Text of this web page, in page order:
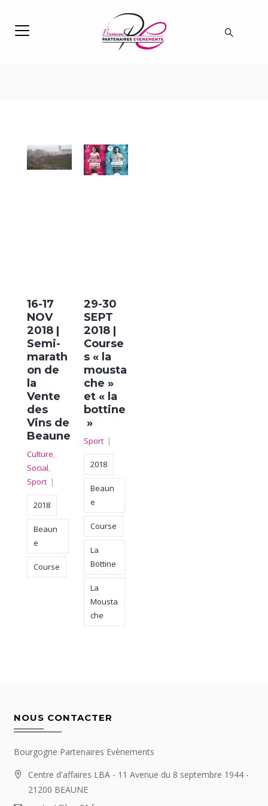
16-17
NOV
2018 |
Semi-
marath
on de
la
Vente
des
Vins de
Beaune
Culture,
Social,
Sport |
2018
Beaun
e
Course
29-30
SEPT
2018 |
Course
s « la
mousta
che »
et « la
bottine
»
Sport|
2018
Beaun
e
Course
La
Bottine
La
Mousta
che
NOUS CONTACTER
Bourgogne Partenaires Evènements
Centre d'affaires LBA - 11 Avenue du 8 septembre 1944 -
21200 BEAUNE